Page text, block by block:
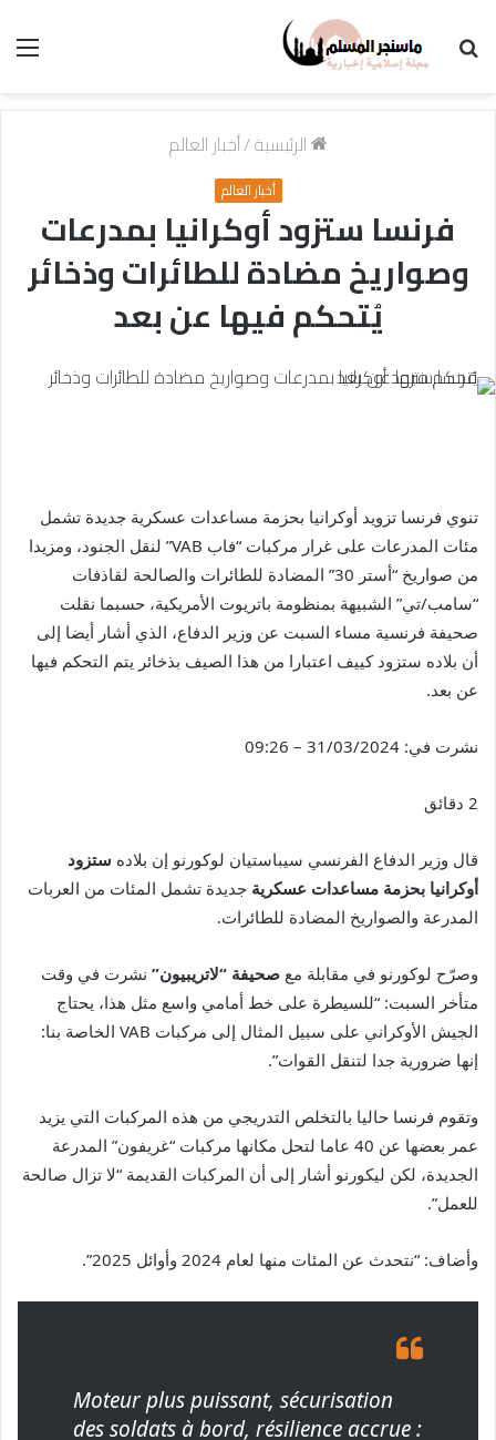
الرئيسية/أخبار العالم
أخبار العالم
فرنسا ستزود أوكرانيا بمدرعات
وصواريخ مضادة للطائرات وذخائر
يُتحكم فيها عن بعد
تنوي فرنسا تزويد أوكرانيا بحزمة مساعدات عسكرية جديدة تشمل
مئات المدرعات على غرار مركبات “فاب VAB” لنقل الجنود، ومزيدا
من صواريخ “أستر 30” المضادة للطائرات والصالحة لقاذفات
“سامب/تي” الشبيهة بمنظومة باتريوت الأمريكية، حسبما نقلت
صحيفة فرنسية مساء السبت عن وزير الدفاع، الذي أشار أيضا إلى
أن بلاده ستزود كييف اعتبارا من هذا الصيف بذخائر يتم التحكم فيها
عن بعد.
نشرت في: 31/03/2024 – 09:26
2 دقائق
قال وزير الدفاع الفرنسي سيباستيان لوكورنو إن بلاده ستزود
أوكرانيا بحزمة مساعدات عسكرية جديدة تشمل المئات من العربات
المدرعة والصواريخ المضادة للطائرات.
وصرّح لوكورنو في مقابلة مع صحيفة “لاتريبيون” نشرت في وقت
متأخر السبت: “للسيطرة على خط أمامي واسع مثل هذا، يحتاج
الجيش الأوكراني على سبيل المثال إلى مركبات VAB الخاصة بنا:
إنها ضرورية جدا لتنقل القوات”.
وتقوم فرنسا حاليا بالتخلص التدريجي من هذه المركبات التي يزيد
عمر بعضها عن 40 عاما لتحل مكانها مركبات “غريفون” المدرعة
الجديدة، لكن ليكورنو أشار إلى أن المركبات القديمة “لا تزال صالحة
للعمل”.
وأضاف: “نتحدث عن المئات منها لعام 2024 وأوائل 2025”.
Moteur plus puissant, sécurisation
des soldats à bord, résilience accrue :